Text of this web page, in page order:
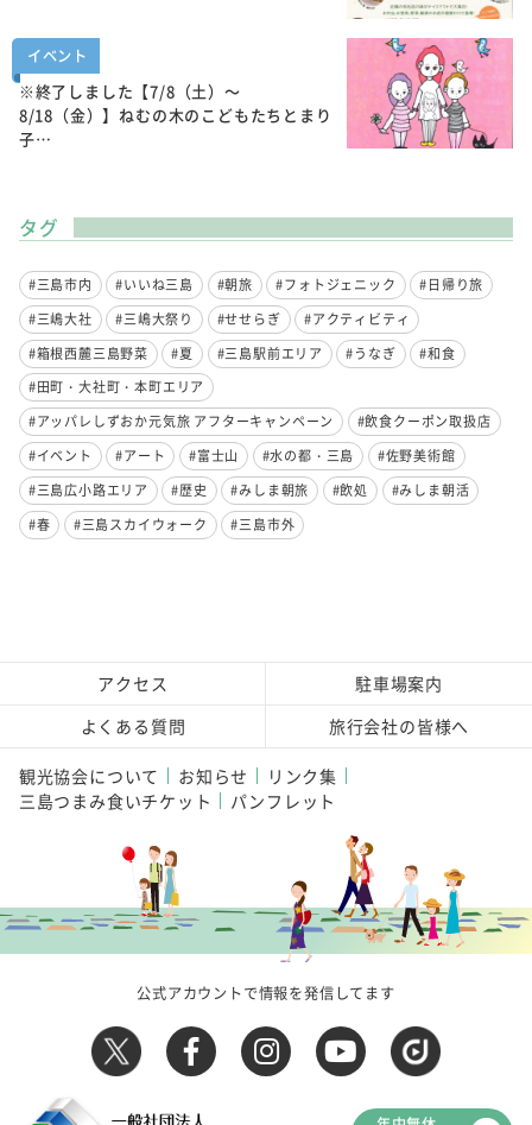
イベント
※終了しました【7/8（土）～
8/18（金）】ねむの木のこどもたちとまり
子…
タグ
#三島市内 #いいね三島 #朝旅 #フォトジェニック
#日帰り旅
#三嶋大社
#三嶋大祭り #せせらぎ
#アクティビティ
#箱根西麓三島野菜
#夏 #三島駅前エリア #うなぎ
#和食
#田町・大社町・本町エリア
#アッパレしずおか元気旅 アフターキャンペーン
#飲食クーポン取扱店
#イベント
#アート #富士山 #水の都・三島
#佐野美術館
#三島広小路エリア
#歴史 #みしま朝旅 #飲処
#みしま朝活
#春
#三島スカイウォーク #三島市外
アクセス
駐車場案内
よくある質問
旅行会社の皆様へ
観光協会について お知らせ
リンク集
三島つまみ食いチケット
パンフレット
公式アカウントで情報を発信してます